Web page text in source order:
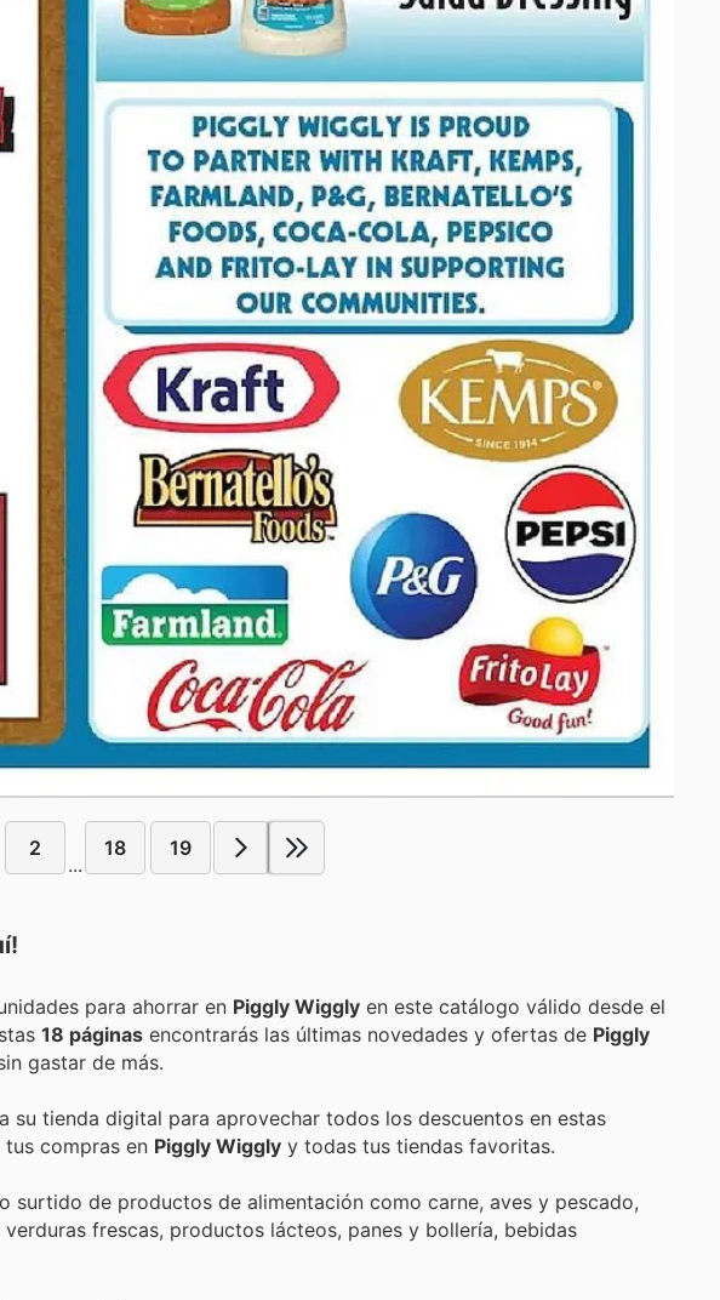
2
...
18 19
Encuentra las mejores promociones, descuentos y oportunidades para ahorrar en Piggly Wiggly en este catálogo válido desde el
18 páginas encontrarás las últimas novedades y ofertas de Piggly
gastar de más.
su tienda digital para aprovechar todos los descuentos en estas
compras en Piggly Wiggly y todas tus tiendas favoritas.
surtido de productos de alimentación como carne, aves y pescado,
frescas, productos lácteos, panes y bollería, bebidas